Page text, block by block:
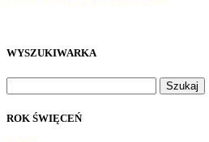
WYSZUKIWARKA
ROK ŚWIĘCEŃ